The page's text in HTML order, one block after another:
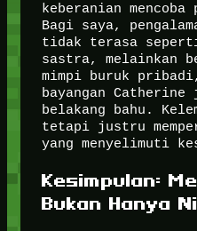
keberanian
Bagi saya,
tidak terasa seperti
sastra, melainkan
mimpi buruk pribadi,
bayangan
belakang bahu.
tetapi justru
yang menyelimuti
Kesimpulan:
Bukan Hanya